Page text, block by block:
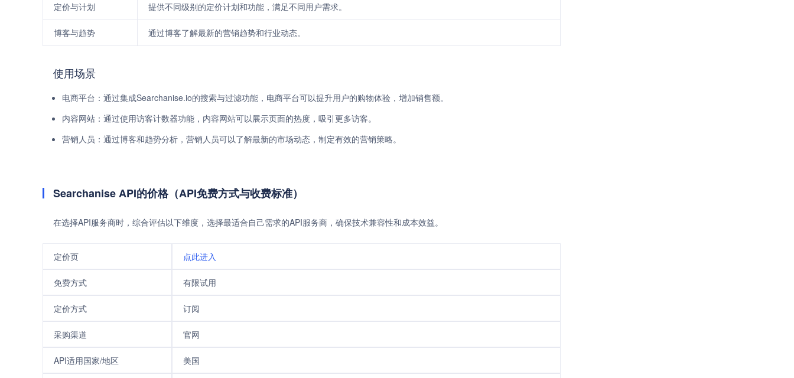
定价与计划 提供不同级别的定价计划和功能，满足不同用户需求。
博客与趋势 通过博客了解最新的营销趋势和行业动态。
使用场景
电商平台：通过集成Searchanise.io的搜索与过滤功能，电商平台可以提升用户的购物体验，增加销售额。
内容网站：通过使用访客计数器功能，内容网站可以展示页面的热度，吸引更多访客。
营销人员：通过博客和趋势分析，营销人员可以了解最新的市场动态，制定有效的营销策略。
Searchanise API的价格（API免费方式与收费标准）
在选择API服务商时，综合评估以下维度，选择最适合自己需求的API服务商，确保技术兼容性和成本效益。
定价页 点此进入
免费方式 有限试用
定价方式 订阅
采购渠道 官网
API适用国家/地区 美国